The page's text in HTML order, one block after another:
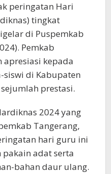
peringatan Hari
tingkat
di Puspemkab
Pemkab
apresiasi kepada
di Kabupaten
prestasi.
2024 yang
Tangerang,
hari guru ini
adat serta
bahan daur ulang.